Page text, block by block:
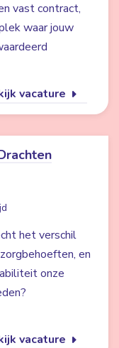
vast contract,
waar jouw
vacature
het verschil
en
onze
vacature